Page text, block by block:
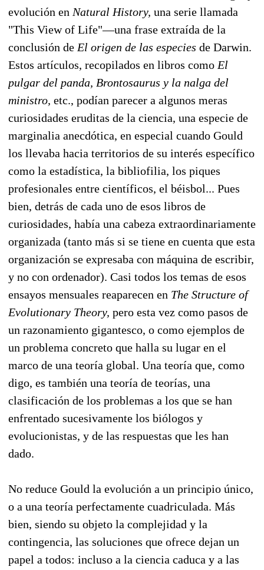
evolución en Natural History, una serie llamada
"This View of Life"—una frase extraída de la
conclusión de El origen de las especies de Darwin.
Estos artículos, recopilados en libros como El
pulgar del panda, Brontosaurus y la nalga del
ministro, etc., podían parecer a algunos meras
curiosidades eruditas de la ciencia, una especie de
marginalia anecdótica, en especial cuando Gould
los llevaba hacia territorios de su interés específico
como la estadística, la bibliofilia, los piques
profesionales entre científicos, el béisbol... Pues
bien, detrás de cada uno de esos libros de
curiosidades, había una cabeza extraordinariamente
organizada (tanto más si se tiene en cuenta que esta
organización se expresaba con máquina de escribir,
y no con ordenador). Casi todos los temas de esos
ensayos mensuales reaparecen en The Structure of
Evolutionary Theory, pero esta vez como pasos de
un razonamiento gigantesco, o como ejemplos de
un problema concreto que halla su lugar en el
marco de una teoría global. Una teoría que, como
digo, es también una teoría de teorías, una
clasificación de los problemas a los que se han
enfrentado sucesivamente los biólogos y
evolucionistas, y de las respuestas que les han
dado.
No reduce Gould la evolución a un principio único,
o a una teoría perfectamente cuadriculada. Más
bien, siendo su objeto la complejidad y la
contingencia, las soluciones que ofrece dejan un
papel a todos: incluso a la ciencia caduca y a las